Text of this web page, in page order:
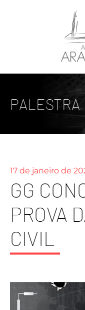
PALESTRA
17 de janeiro de
GG
PROVA
CIVIL